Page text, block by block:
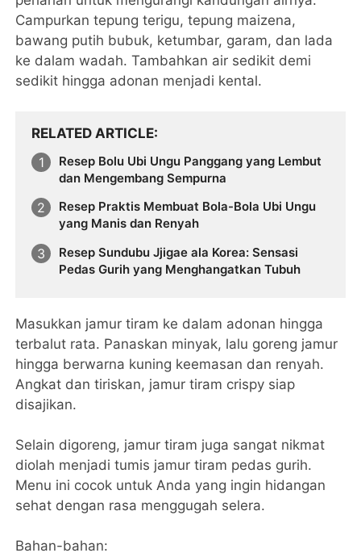
Campurkan tepung terigu, tepung maizena,
bawang putih bubuk, ketumbar, garam, dan lada
ke dalam wadah. Tambahkan air sedikit demi
sedikit hingga adonan menjadi kental.
RELATED ARTICLE
Resep Bolu Ubi Ungu Panggang yang Lembut
dan Mengembang Sempurna
Resep Praktis Membuat Bola-Bola Ubi Ungu
yang Manis dan Renyah
Resep Sundubu Jjigae ala Korea: Sensasi
Pedas Gurih yang Menghangatkan Tubuh
Masukkan jamur tiram ke dalam adonan hingga
terbalut rata. Panaskan minyak, lalu goreng jamur
hingga berwarna kuning keemasan dan renyah.
Angkat dan tiriskan, jamur tiram crispy siap
disajikan.
Selain digoreng, jamur tiram juga sangat nikmat
diolah menjadi tumis jamur tiram pedas gurih.
Menu ini cocok untuk Anda yang ingin hidangan
sehat dengan rasa menggugah selera.
Bahan-bahan: